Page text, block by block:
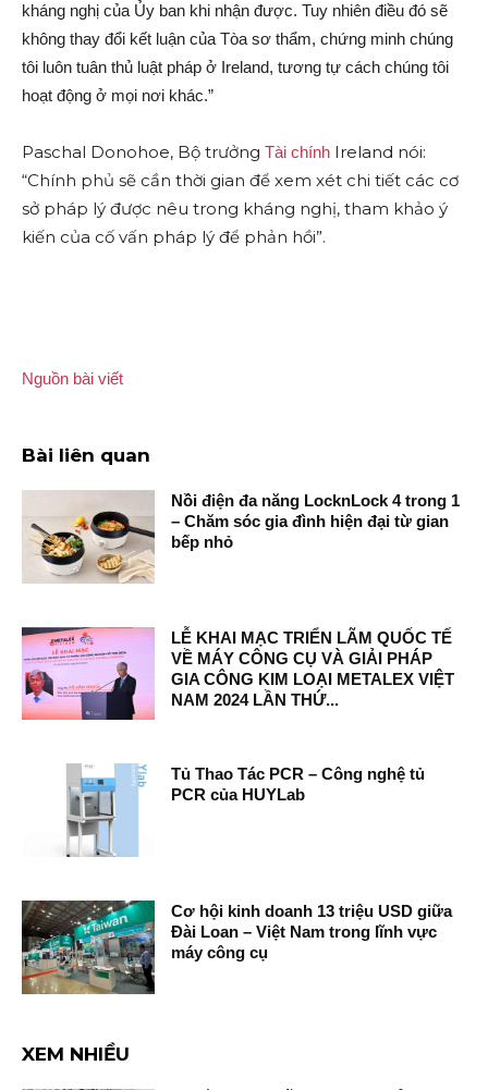
kháng nghị của Ủy ban khi nhận được. Tuy nhiên điều đó sẽ
không thay đổi kết luận của Tòa sơ thẩm, chứng minh chúng
tôi luôn tuân thủ luật pháp ở Ireland, tương tự cách chúng tôi
hoạt động ở mọi nơi khác.”
Paschal Donohoe, Bộ trưởng Tài chính Ireland nói:
“Chính phủ sẽ cần thời gian để xem xét chi tiết các cơ
sở pháp lý được nêu trong kháng nghị, tham khảo ý
kiến của cố vấn pháp lý để phản hồi”.
Nguồn bài viết
Bài liên quan
Nồi điện đa năng LocknLock 4 trong 1
– Chăm sóc gia đình hiện đại từ gian
bếp nhỏ
LỄ KHAI MẠC TRIỂN LÃM QUỐC TẾ
VỀ MÁY CÔNG CỤ VÀ GIẢI PHÁP
GIA CÔNG KIM LOẠI METALEX VIỆT
NAM 2024 LẦN THỨ...
Tủ Thao Tác PCR – Công nghệ tủ
PCR của HUYLab
Cơ hội kinh doanh 13 triệu USD giữa
Đài Loan – Việt Nam trong lĩnh vực
máy công cụ
XEM NHIỀU